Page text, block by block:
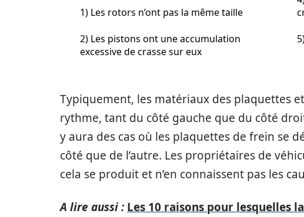
1) Les rotors n’ont pas la même taille
2) Les pistons ont une accumulation
excessive de crasse sur eux
Typiquement, les matériaux des plaquettes
rythme, tant du côté gauche que du côté
y aura des cas où les plaquettes de frein se
côté que de l’autre. Les propriétaires de
cela se produit et n’en connaissent pas les
A lire aussi : Les 10 raisons pour lesquelles